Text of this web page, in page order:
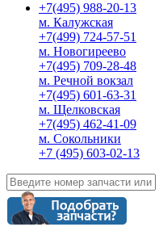
+7(495) 988-20-13
м. Калужская
+7(499) 724-57-51
м. Новогиреево
+7(495) 709-28-48
м. Речной вокзал
+7(495) 601-63-31
м. Щелковская
+7(495) 462-41-09
м. Сокольники
+7 (495) 603-02-13